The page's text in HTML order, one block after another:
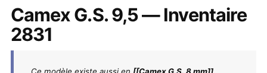
Camex G.S. 9,5 — Inventaire
2831
Ce modèle existe aussi en [[Camex G.S. 8 mm]].